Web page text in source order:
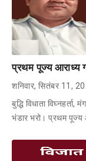
प्रथम पूज्य आराध्य
शनिवार, सितंबर 11,
बुद्धि विधाता
भंडार भरो। प्रथम पूज्य